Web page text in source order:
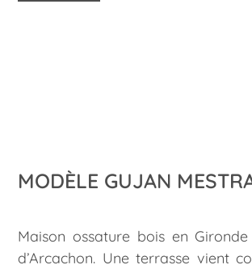
MODÈLE GUJAN
Maison ossature bois en
d’Arcachon. Une terrasse vient